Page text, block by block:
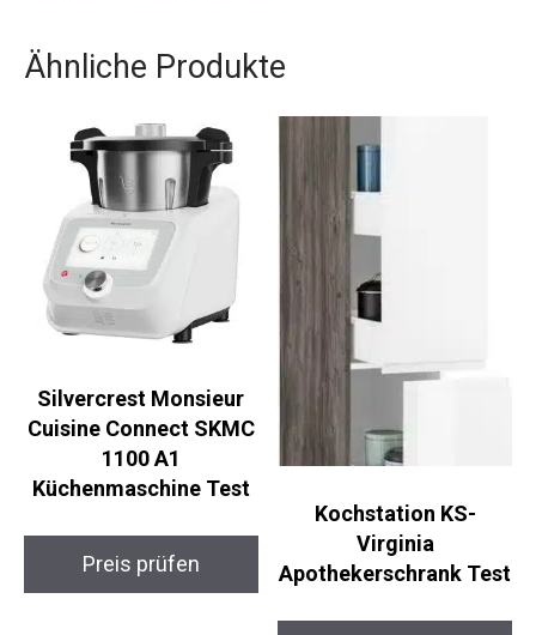
Ähnliche Produkte
Silvercrest Monsieur
Cuisine Connect SKMC
1100 A1
Küchenmaschine Test
Preis prüfen
Kochstation KS-
Virginia
Apothekerschrank Test